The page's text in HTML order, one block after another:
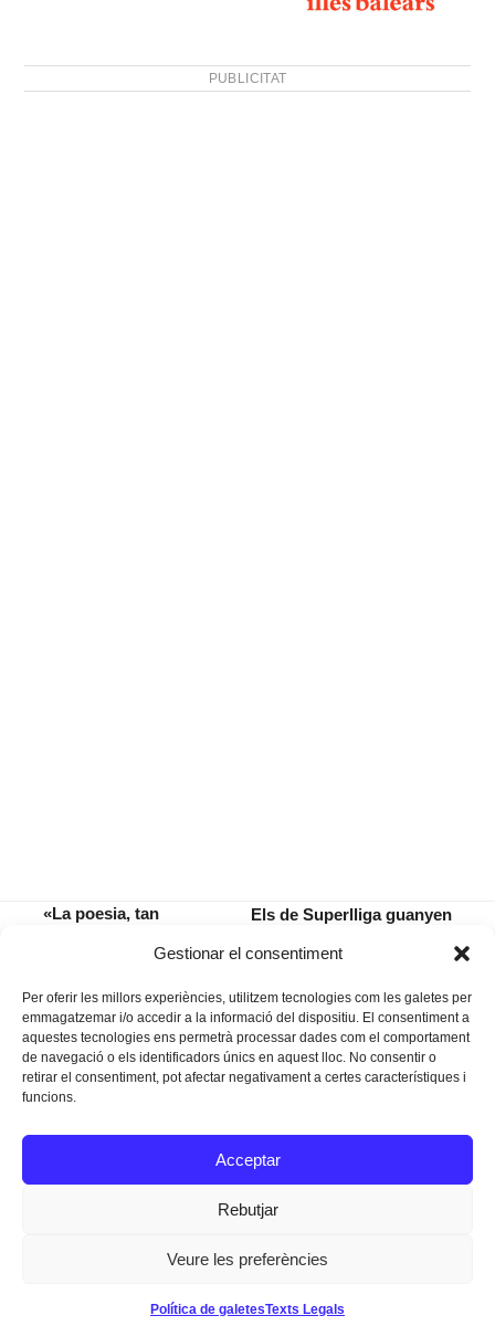
Gestionar el consentiment
Per oferir les millors experiències, utilitzem tecnologies com les galetes per
emmagatzemar i/o accedir a la informació del dispositiu. El consentiment a
aquestes tecnologies ens permetrà processar dades com el comportament
de navegació o els identificadors únics en aquest lloc. No consentir o
retirar el consentiment, pot afectar negativament a certes característiques i
funcions.
Acceptar
Rebutjar
Veure les preferències
Política de galetesTexts Legals
PUBLICITAT
«La poesia, tan
next
Els de Superlliga guanyen
quarta posició
Instagram
Facebook
Twitter
Texts Legals